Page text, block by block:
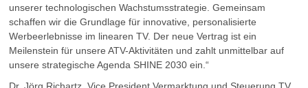
unserer technologischen Wachstumsstrategie. Gemeinsam
schaffen wir die Grundlage für innovative, personalisierte
Werbeerlebnisse im linearen TV. Der neue Vertrag ist ein
Meilenstein für unsere ATV-Aktivitäten und zahlt unmittelbar auf
unsere strategische Agenda SHINE 2030 ein.“